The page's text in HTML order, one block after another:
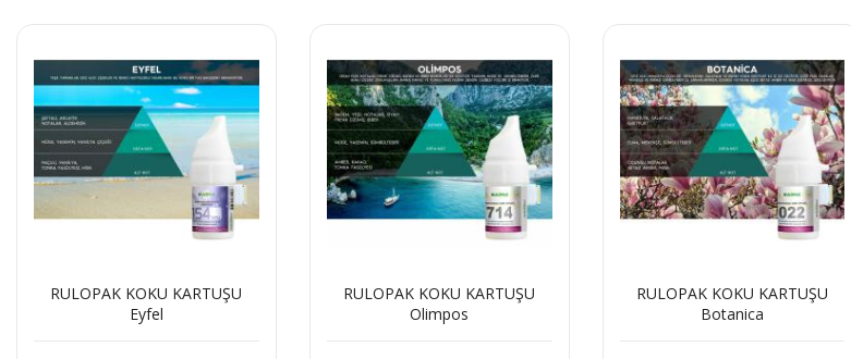
RULOPAK KOKU KARTUŞU
Eyfel
RULOPAK KOKU KARTUŞU
Olimpos
RULOPAK KOKU KARTUŞU
Botanica